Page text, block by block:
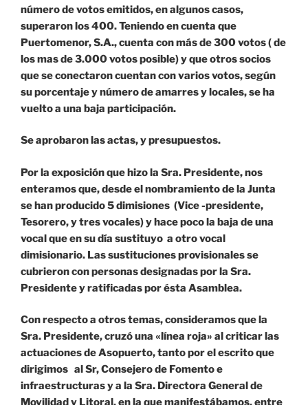
número de votos emitidos, en algunos casos,
superaron los 400. Teniendo en cuenta que
Puertomenor, S.A., cuenta con más de 300 votos ( de
los mas de 3.000 votos posible) y que otros socios
que se conectaron cuentan con varios votos, según
su porcentaje y número de amarres y locales, se ha
vuelto a una baja participación.
Se aprobaron las actas, y presupuestos.
Por la exposición que hizo la Sra. Presidente, nos
enteramos que, desde el nombramiento de la Junta
se han producido 5 dimisiones (Vice -presidente,
Tesorero, y tres vocales) y hace poco la baja de una
vocal que en su día sustituyo a otro vocal
dimisionario. Las sustituciones provisionales se
cubrieron con personas designadas por la Sra.
Presidente y ratificadas por ésta Asamblea.
Con respecto a otros temas, consideramos que la
Sra. Presidente, cruzó una «línea roja» al criticar las
actuaciones de Asopuerto, tanto por el escrito que
dirigimos al Sr, Consejero de Fomento e
infraestructuras y a la Sra. Directora General de
Movilidad y Litoral, en la que manifestábamos, entre